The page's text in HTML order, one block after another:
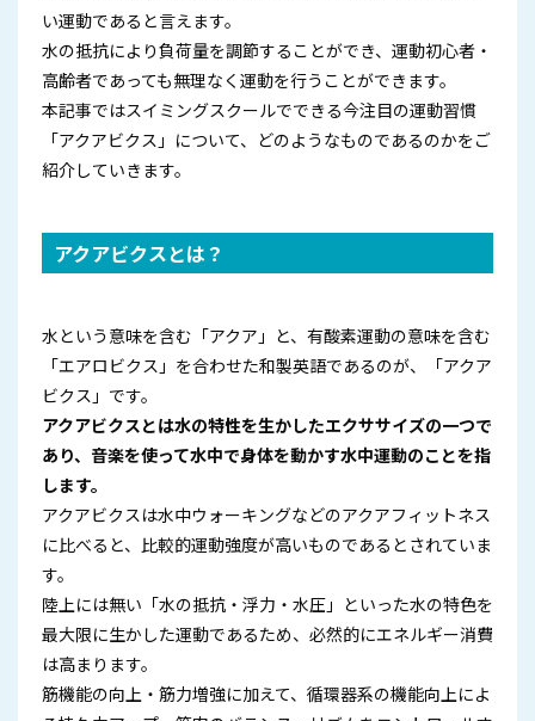
い運動であると言えます。
水の抵抗により負荷量を調節することができ、運動初心者・
高齢者であっても無理なく運動を行うことができます。
本記事ではスイミングスクールでできる今注目の運動習慣
「アクアビクス」について、どのようなものであるのかをご
紹介していきます。
アクアビクスとは？
水という意味を含む「アクア」と、有酸素運動の意味を含む
「エアロビクス」を合わせた和製英語であるのが、「アクア
ビクス」です。
アクアビクスとは水の特性を生かしたエクササイズの一つで
あり、音楽を使って水中で身体を動かす水中運動のことを指
します。
アクアビクスは水中ウォーキングなどのアクアフィットネス
に比べると、比較的運動強度が高いものであるとされていま
す。
陸上には無い「水の抵抗・浮力・水圧」といった水の特色を
最大限に生かした運動であるため、必然的にエネルギー消費
は高まります。
筋機能の向上・筋力増強に加えて、循環器系の機能向上によ